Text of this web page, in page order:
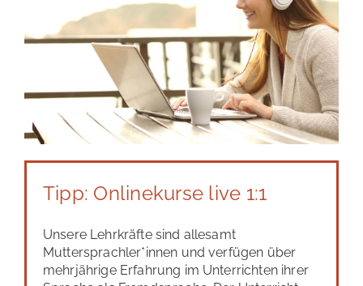
Tipp: Onlinekurse live 1:1
Unsere Lehrkräfte sind allesamt
Muttersprachler*innen und verfügen über
mehrjährige Erfahrung im Unterrichten ihrer